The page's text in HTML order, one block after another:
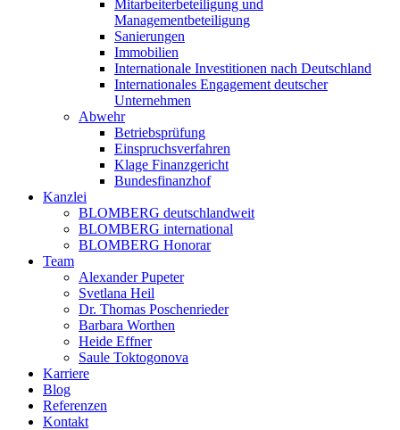
Mitarbeiterbeteiligung und
Managementbeteiligung
Sanierungen
Immobilien
Internationale Investitionen nach Deutschland
Internationales Engagement deutscher
Unternehmen
Abwehr
Betriebsprüfung
Einspruchsverfahren
Klage Finanzgericht
Bundesfinanzhof
Kanzlei
BLOMBERG deutschlandweit
BLOMBERG international
BLOMBERG Honorar
Team
Alexander Pupeter
Svetlana Heil
Dr. Thomas Poschenrieder
Barbara Worthen
Heide Effner
Saule Toktogonova
Karriere
Blog
Referenzen
Kontakt